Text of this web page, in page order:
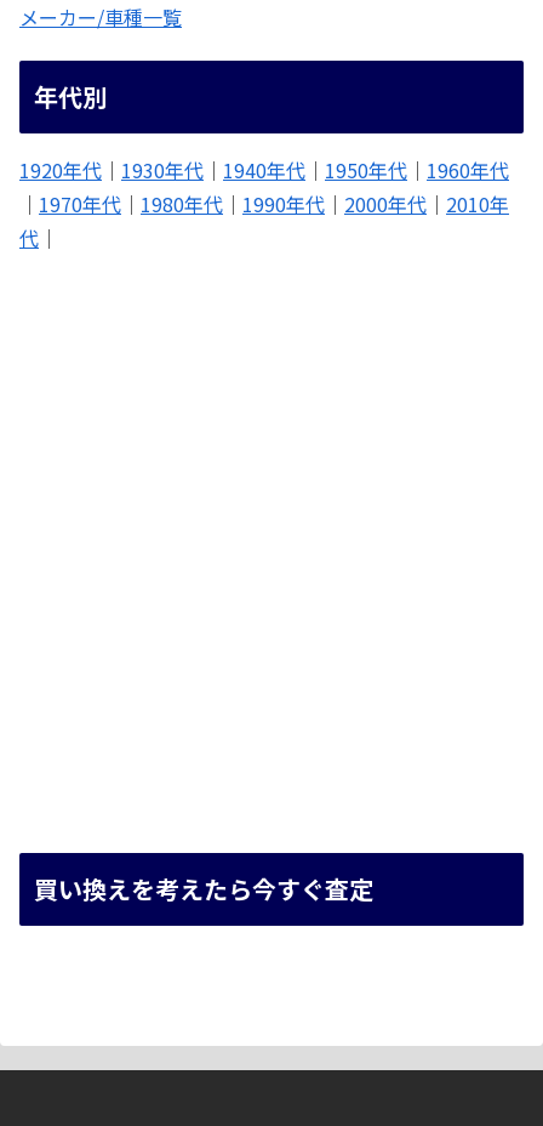
メーカー/車種一覧
年代別
1920年代 ｜ 1930年代 ｜ 1940年代 ｜ 1950年代 ｜ 1960年代
｜ 1970年代 ｜ 1980年代 ｜ 1990年代 ｜ 2000年代 ｜ 2010年
代 ｜
買い換えを考えたら今すぐ査定